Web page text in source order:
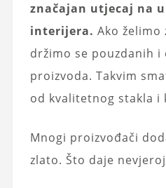
značajan utjecaj na
interijera. Ako želimo
držimo se pouzdanih i
proizvoda. Takvim
od kvalitetnog stakla i
Mnogi proizvođači
zlato. Što daje